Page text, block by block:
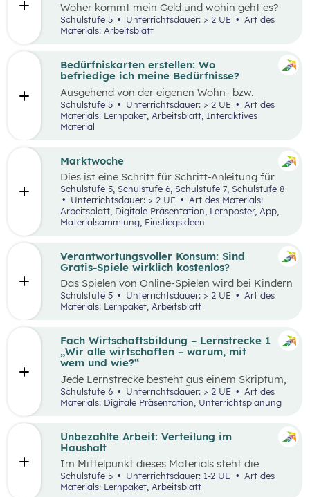
Unbezahlte Arbeit: Verteilung im
Haushalt
Im Mittelpunkt dieses Materials steht die
Auseinandersetzung mit (unbezahlter) Arbeit
und deren Verteilung. Der Schwerpunkt liegt
Schulstufe 5 Unterrichtsdauer: 1-2 UE
Materials: Lernpaket, Arbeitsblatt
Bedürfniskarten erstellen: Wo
befriedige ich meine Bedürfnisse?
Ausgehend von der eigenen Wohn- bzw.
Schulortgemeinde sollen die Schüler:innen ihre
Umgebung analysieren und eine eigene
Bedürfniskarte (mit Scribble Maps) erstellen
befriedige ich meine Bedürfnisse?“ Der Fokus
Bedürfnisbefriedigung durch Unternehmen.
Schulstufe 5 Unterrichtsdauer: > 2 UE
Materials: Lernpaket, Arbeitsblatt, Interaktives
Material
Woher kommt mein Geld und wohin geht es?
Was ist ein Haushaltsbuch und wofür brauche
ich es? Geld ist im Alltag vieler Mensch präsent
Schüler:innen an das Thema Geld herangeführt
werden.
Schulstufe 5 Unterrichtsdauer: > 2 UE
Art des
Materials: Arbeitsblatt
Verantwortungsvoller Konsum: Sind
Gratis-Spiele wirklich kostenlos?
Das Spielen von Online-Spielen wird bei Kindern
und Jugendlichen immer beliebter. Während
Spielen viele Vorteile mit sich bringt, ist es
aufmerksam zu machen. Das vorliegende Lehr-
und Lernmaterial setzt sich aus zwei
aufeinander aufbauenden Teilen zusammen, die
abgehandelt werden können.
Schulstufe 5 Unterrichtsdauer: > 2 UE
Art des
Materials: Lernpaket, Arbeitsblatt
Fach Wirtschaftsbildung – Lernstrecke 1
„Wir alle wirtschaften – warum, mit
wem und wie?“
Jede Lernstrecke besteht aus einem Skriptum,
welches dazu dient einen Überblick über die
jeweilige Lernstrecke zu erhalten. Mit
dem eigenen Unterrichtsgegenstand
Wissen und entwickeln Fähigkeiten,
Einstellungen und Verhaltensbereitschaften, die
sie in ökonomisch geprägten Lebenssituationen
benötigen. Diese sollen ihnen dabei helfen,
ökonomische Herausforderungen, Aufgaben
und Problemstellungen erkennen, analysieren,
Schulstufe 6 Unterrichtsdauer: > 2 UE
Materials: Digitale Präsentation, Unterrichtsplanung
Marktwoche
Dies ist eine Schritt für Schritt-Anleitung für
Lehrer:innen, die mit Jugendlichen ein echtes
Verkaufserlebnis organisieren wollen: Vom
Einstieg(Was haben Jugendliche erfunden?)
überZiele setzen bis hin zum gesamten Design
Thinking-Prozess
Preis berechnen
beschrieben. Tipps und Tricks rund um den
Markt-Tag selbst, sowie ein Vorschlag, wie das
Erlebnis gefeiert und präsentiert werden kann,
sind ebenfalls enthalten.
Schulstufe 5, Schulstufe 6, Schulstufe 7, Schulstufe 8
Unterrichtsdauer: > 2 UE
Arbeitsblatt, Digitale Präsentation, Lernposter, App,
Materialsammlung, Einstiegsideen